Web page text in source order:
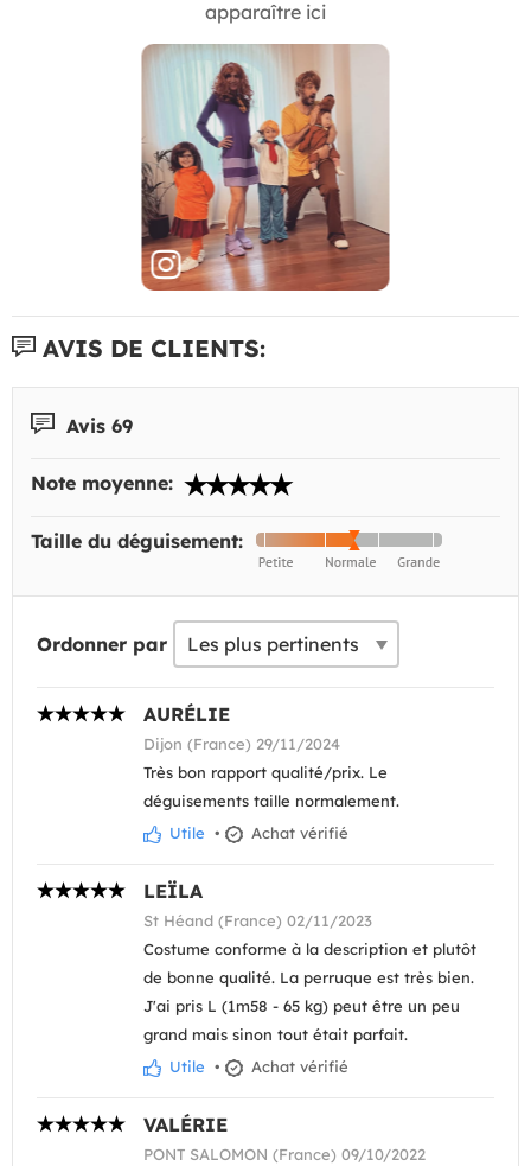
apparaître ici
AVIS DE CLIENTS:
Avis 69
Note moyenne:
Taille du déguisement:
Ordonner par
AURÉLIE
Dijon (France) 29/11/2024
Très bon rapport qualité/prix. Le
déguisements taille normalement.
Utile • Achat vérifié
LEÏLA
St Héand (France) 02/11/2023
Costume conforme à la description et plutôt
de bonne qualité. La perruque est très bien.
J'ai pris L (1m58 - 65 kg) peut être un peu
grand mais sinon tout était parfait.
Utile • Achat vérifié
VALÉRIE
PONT SALOMON (France) 09/10/2022